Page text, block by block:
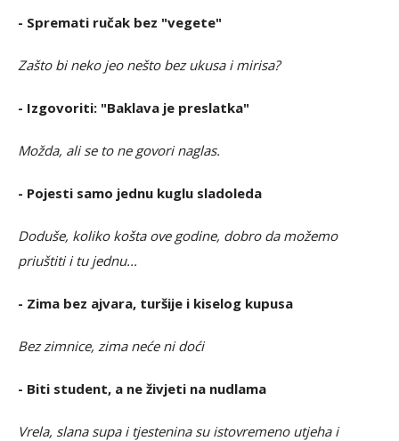
- Spremati ručak bez "vegete"
Zašto bi neko jeo nešto bez ukusa i mirisa?
- Izgovoriti: "Baklava je preslatka"
Možda, ali se to ne govori naglas.
- Pojesti samo jednu kuglu sladoleda
Doduše, koliko košta ove godine, dobro da možemo
priuštiti i tu jednu...
- Zima bez ajvara, turšije i kiselog kupusa
Bez zimnice, zima neće ni doći
- Biti student, a ne živjeti na nudlama
Vrela, slana supa i tjestenina su istovremeno utjeha i